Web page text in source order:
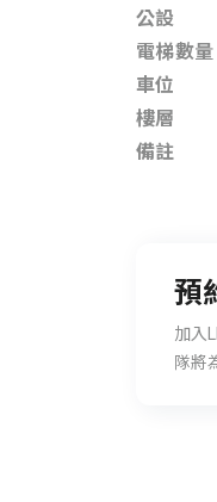
公設
電梯數量
車位
樓層
備註
預
加入
隊將